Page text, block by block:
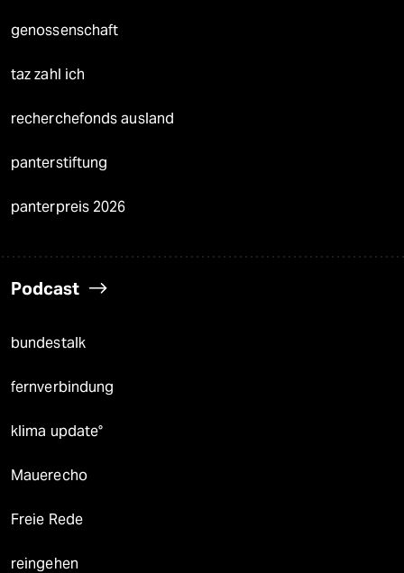
genossenschaft
taz zahl ich
recherchefonds ausland
panterstiftung
panterpreis 2026
Podcast
bundestalk
fernverbindung
klima update°
Mauerecho
Freie Rede
reingehen